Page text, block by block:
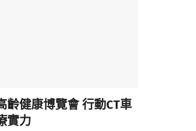
齡健康博覽會 行動CT車
實力